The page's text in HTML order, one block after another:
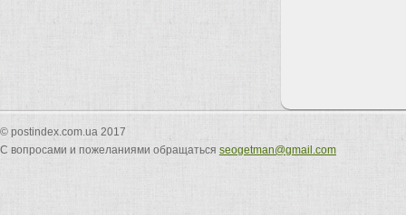
© postindex.com.ua 2017
С вопросами и пожеланиями обращаться seogetman@gmail.com